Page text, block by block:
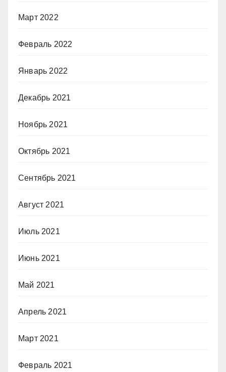
Март 2022
Февраль 2022
Январь 2022
Декабрь 2021
Ноябрь 2021
Октябрь 2021
Сентябрь 2021
Август 2021
Июль 2021
Июнь 2021
Май 2021
Апрель 2021
Март 2021
Февраль 2021